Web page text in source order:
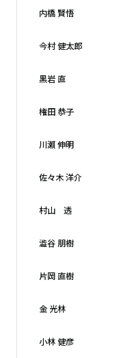
内橋 賢悟
今村 健太郎
黒岩 直
権田 恭子
川瀨 伸明
佐々木 洋介
村山 透
澁谷 朋樹
片岡 直樹
金 光林
小林 健彦